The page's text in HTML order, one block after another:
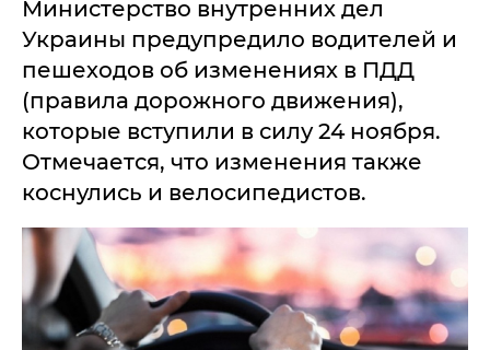
Министерство внутренних дел
Украины предупредило водителей и
пешеходов об изменениях в ПДД
(правила дорожного движения),
которые вступили в силу 24 ноября.
Отмечается, что изменения также
коснулись и велосипедистов.